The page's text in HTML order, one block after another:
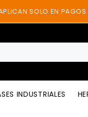
SOLO EN
INDUSTRIALES